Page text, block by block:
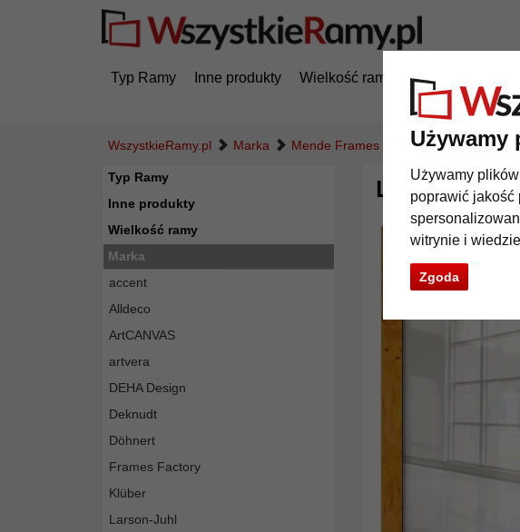
Używamy
Używamy
poprawić jakość
witrynie i
Zgoda
Typ Ramy Inne produkty Wielkość ramy Marka
WszystkieRamy.pl Marka Mende Frames Lustro na ścianę
Typ Ramy
Inne produkty
Wielkość ramy
Marka
accent
Alldeco
ArtCANVAS
artvera
DEHA Design
Deknudt
Döhnert
Frames Factory
Klüber
Larson-Juhl
Lustro na